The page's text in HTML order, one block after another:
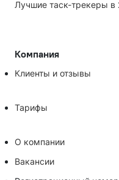
Компания
Клиенты и отзывы
Тарифы
О компании
Вакансии